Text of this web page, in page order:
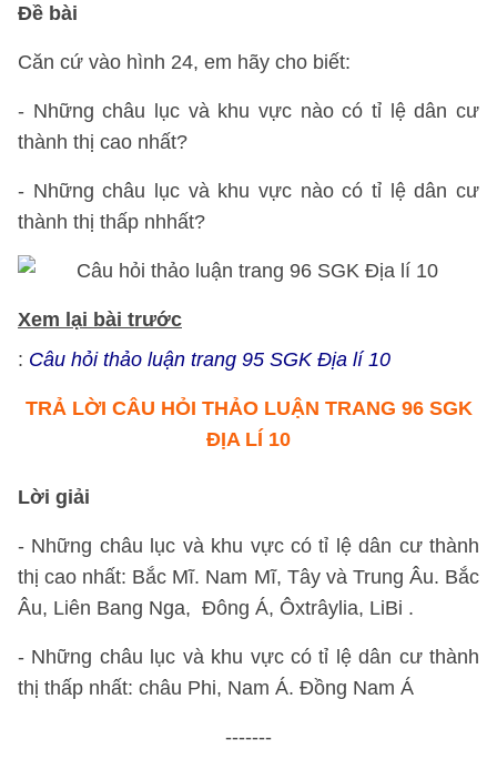
Đề bài
Căn cứ vào hình 24, em hãy cho biết:
- Những châu lục và khu vực nào có tỉ lệ dân cư
thành thị cao nhất?
- Những châu lục và khu vực nào có tỉ lệ dân cư
thành thị thấp nhhất?
Xem lại bài trước
: Câu hỏi thảo luận trang 95 SGK Địa lí 10
TRẢ LỜI CÂU HỎI THẢO LUẬN TRANG 96 SGK
ĐỊA LÍ 10
Lời giải
- Những châu lục và khu vực có tỉ lệ dân cư thành
thị cao nhất: Bắc Mĩ. Nam Mĩ, Tây và Trung Âu. Bắc
Âu, Liên Bang Nga, Đông Á, Ôxtrâylia, LiBi .
- Những châu lục và khu vực có tỉ lệ dân cư thành
thị thấp nhất: châu Phi, Nam Á. Đồng Nam Á
-------